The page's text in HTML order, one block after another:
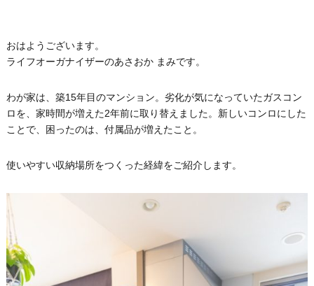
おはようございます。
ライフオーガナイザーのあさおか まみです。
わが家は、築15年目のマンション。劣化が気になっていたガスコン
ロを、家時間が増えた2年前に取り替えました。新しいコンロにした
ことで、困ったのは、付属品が増えたこと。
使いやすい収納場所をつくった経緯をご紹介します。